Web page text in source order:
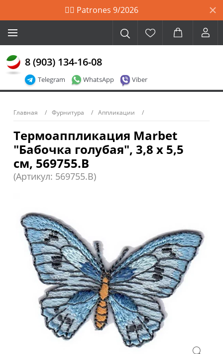
🙋‍♀️ Patrones 9/2026
Telegram WhatsApp Viber
8 (903) 134-16-08
Главная Фурнитура Аппликации
Термоаппликация Marbet
"Бабочка голубая", 3,8 х 5,5
см, 569755.B
(Артикул: 569755.B)